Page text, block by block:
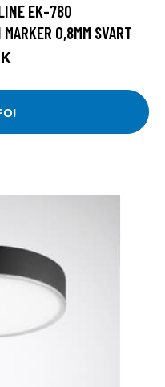
EK-780
0,8MM SVART